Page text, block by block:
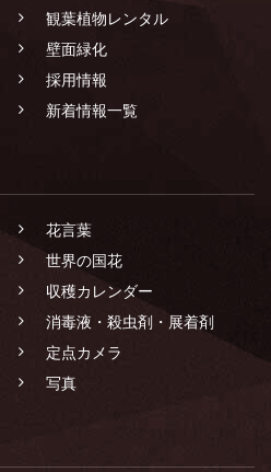
観葉植物レンタル
壁面緑化
採用情報
新着情報一覧
花言葉
世界の国花
収穫カレンダー
消毒液・殺虫剤・展着剤
定点カメラ
写真